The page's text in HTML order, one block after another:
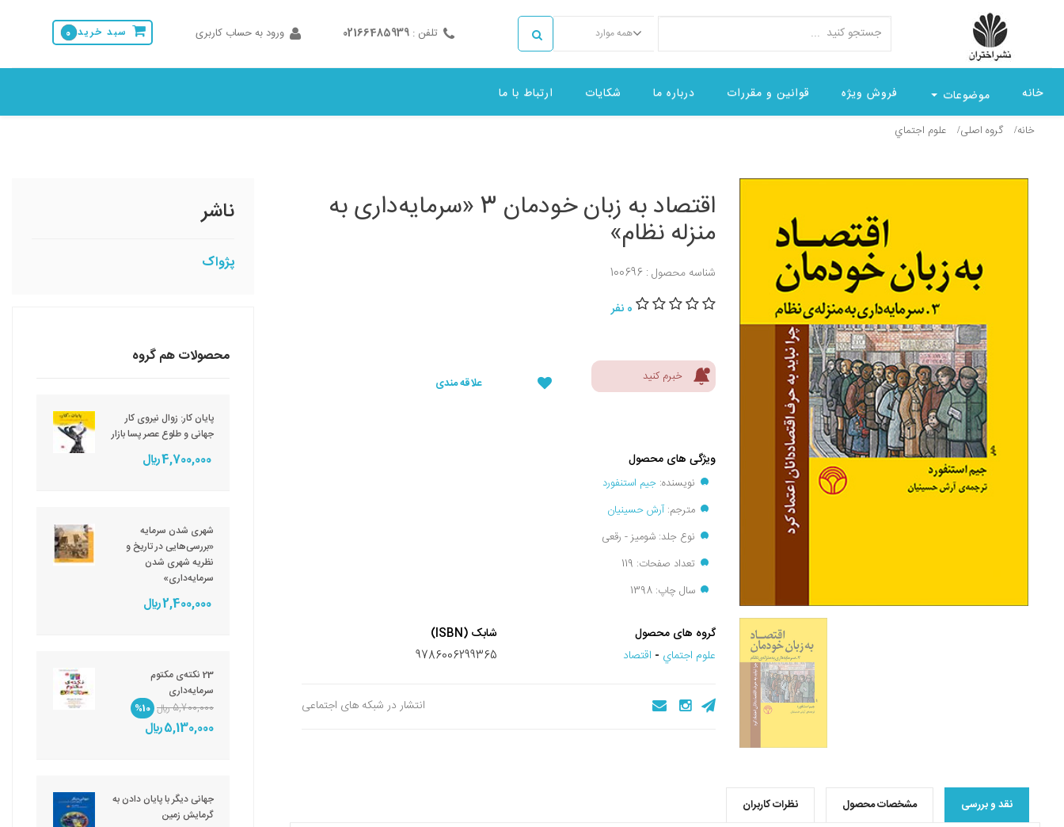
همه موارد تلفن : 02166485939 ورود به حساب کاربری سبد خرید 0
خانه موضوعات فروش ویژه قوانین و مقررات درباره ما شکایات ارتباط با ما
خانه گروه اصلی علوم اجتماي
اقتصاد به زبان خودمان 3 «سرمایه‌داری به
منزله نظام»
شناسه محصول : 100696
0 نفر
خبرم کنید علاقه مندی
ویژگی های محصول
نویسنده: جیم استنفورد
مترجم: آرش حسینیان
نوع جلد: شومیز - رقعی
تعداد صفحات: 119
سال چاپ: 1398
گروه های محصول
علوم اجتماي - اقتصاد
شابک (ISBN)
9786006299365
انتشار در شبکه های اجتماعی
نقد و بررسی مشخصات محصول نظرات کاربران
ناشر
پژواک
محصولات هم گروه
پایان کار: زوال نیروی کار
جهانی و طلوع عصر پسا بازار
4,700,000 ريال
شهری شدن سرمایه
«بررسی‌هایی در تاریخ و
نظریه شهری شدن
سرمایه‌داری»
2,400,000 ريال
23 نکته‌ی مکتوم
سرمایه‌داری
5,700,000 ريال
%10
5,130,000 ريال
جهانی دیگر با پایان دادن به
گرمایش زمین